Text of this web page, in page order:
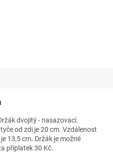
dvojitý - nasazovací.
od zdi je 20 cm. Vzdálenost
13,5 cm. Držák je možné
příplatek 30 Kč.